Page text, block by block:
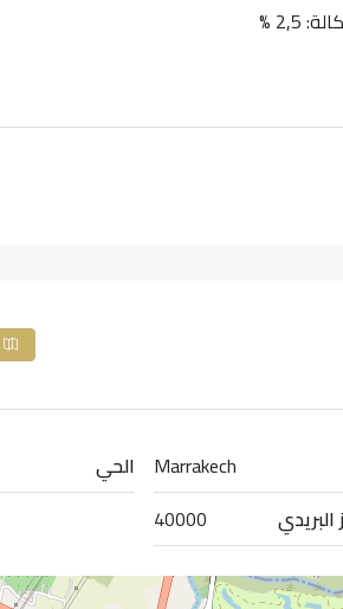
Marrakech
40000
الحي